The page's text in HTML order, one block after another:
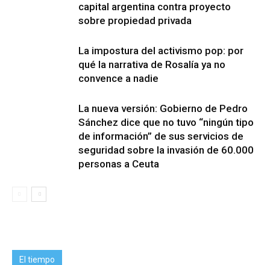
capital argentina contra proyecto
sobre propiedad privada
La impostura del activismo pop: por
qué la narrativa de Rosalía ya no
convence a nadie
La nueva versión: Gobierno de Pedro
Sánchez dice que no tuvo “ningún tipo
de información” de sus servicios de
seguridad sobre la invasión de 60.000
personas a Ceuta
El tiempo